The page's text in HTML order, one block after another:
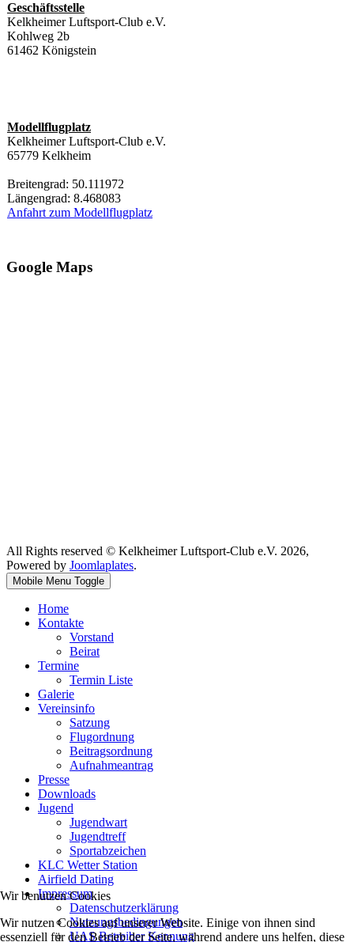
Geschäftsstelle
Kelkheimer Luftsport-Club e.V.
Kohlweg 2b
61462 Königstein
Modellflugplatz
Kelkheimer Luftsport-Club e.V.
65779 Kelkheim
Breitengrad: 50.111972
Längengrad: 8.468083
Anfahrt zum Modellflugplatz
Google Maps
All Rights reserved © Kelkheimer Luftsport-Club e.V. 2026,
Powered by Joomlaplates.
Mobile Menu Toggle
Home
Kontakte
Vorstand
Beirat
Termine
Termin Liste
Galerie
Vereinsinfo
Satzung
Flugordnung
Beitragsordnung
Aufnahmeantrag
Presse
Downloads
Jugend
Jugendwart
Jugendtreff
Sportabzeichen
KLC Wetter Station
Airfield Dating
Impressum
Datenschutzerklärung
Nutzungsbedingungen
UAS Betreiber Kennung
Wir benutzen Cookies
Wir nutzen Cookies auf unserer Website. Einige von ihnen sind
essenziell für den Betrieb der Seite, während andere uns helfen, diese